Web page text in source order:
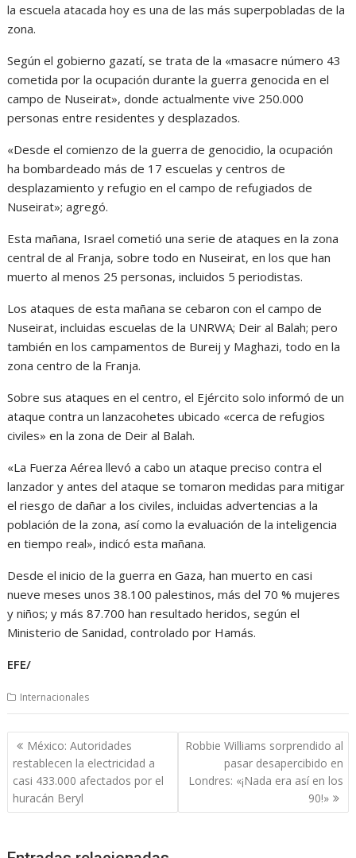
la escuela atacada hoy es una de las más superpobladas de la
zona.
Según el gobierno gazatí, se trata de la «masacre número 43
cometida por la ocupación durante la guerra genocida en el
campo de Nuseirat», donde actualmente vive 250.000
personas entre residentes y desplazados.
«Desde el comienzo de la guerra de genocidio, la ocupación
ha bombardeado más de 17 escuelas y centros de
desplazamiento y refugio en el campo de refugiados de
Nuseirat»; agregó.
Esta mañana, Israel cometió una serie de ataques en la zona
central de al Franja, sobre todo en Nuseirat, en los que han
muerto al menos 25 personas, incluidos 5 periodistas.
Los ataques de esta mañana se cebaron con el campo de
Nuseirat, incluidas escuelas de la UNRWA; Deir al Balah; pero
también en los campamentos de Bureij y Maghazi, todo en la
zona centro de la Franja.
Sobre sus ataques en el centro, el Ejército solo informó de un
ataque contra un lanzacohetes ubicado «cerca de refugios
civiles» en la zona de Deir al Balah.
«La Fuerza Aérea llevó a cabo un ataque preciso contra el
lanzador y antes del ataque se tomaron medidas para mitigar
el riesgo de dañar a los civiles, incluidas advertencias a la
población de la zona, así como la evaluación de la inteligencia
en tiempo real», indicó esta mañana.
Desde el inicio de la guerra en Gaza, han muerto en casi
nueve meses unos 38.100 palestinos, más del 70 % mujeres
y niños; y más 87.700 han resultado heridos, según el
Ministerio de Sanidad, controlado por Hamás.
EFE/
Internacionales
Navegación
de
entradas
México: Autoridades
restablecen la electricidad a
casi 433.000 afectados por el
huracán Beryl
Robbie Williams sorprendido al
pasar desapercibido en
Londres: «¡Nada era así en los
90!»